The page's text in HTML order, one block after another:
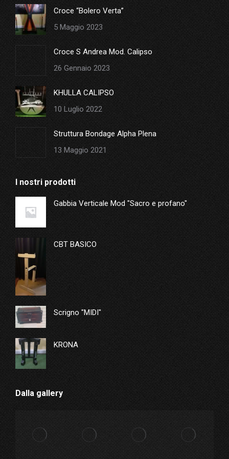
in
new
window
Croce “Bolero Verta”
5 Maggio 2023
Croce S Andrea Mod. Calipso
26 Gennaio 2023
KHULLA CALIPSO
10 Luglio 2022
Struttura Bondage Alpha Plena
13 Maggio 2021
I nostri prodotti
Gabbia Verticale Mod "Sacro e profano"
CBT BASICO
Scrigno "MIDI"
KRONA
Dalla gallery